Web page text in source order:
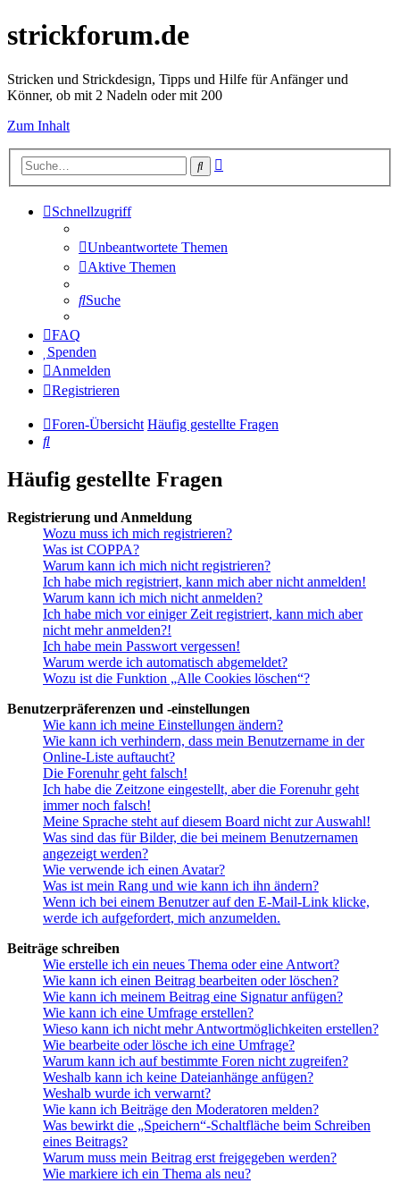
strickforum.de
Stricken und Strickdesign, Tipps und Hilfe für Anfänger und
Könner, ob mit 2 Nadeln oder mit 200
Zum Inhalt
Suche
Schnellzugriff
Unbeantwortete Themen
Aktive Themen
Suche
FAQ
Spenden
Anmelden
Registrieren
Foren-Übersicht Häufig gestellte Fragen
Suche
Häufig gestellte Fragen
Registrierung und Anmeldung
Wozu muss ich mich registrieren?
Was ist COPPA?
Warum kann ich mich nicht registrieren?
Ich habe mich registriert, kann mich aber nicht anmelden!
Warum kann ich mich nicht anmelden?
Ich habe mich vor einiger Zeit registriert, kann mich aber
nicht mehr anmelden?!
Ich habe mein Passwort vergessen!
Warum werde ich automatisch abgemeldet?
Wozu ist die Funktion „Alle Cookies löschen“?
Benutzerpräferenzen und -einstellungen
Wie kann ich meine Einstellungen ändern?
Wie kann ich verhindern, dass mein Benutzername in der
Online-Liste auftaucht?
Die Forenuhr geht falsch!
Ich habe die Zeitzone eingestellt, aber die Forenuhr geht
immer noch falsch!
Meine Sprache steht auf diesem Board nicht zur Auswahl!
Was sind das für Bilder, die bei meinem Benutzernamen
angezeigt werden?
Wie verwende ich einen Avatar?
Was ist mein Rang und wie kann ich ihn ändern?
Wenn ich bei einem Benutzer auf den E-Mail-Link klicke,
werde ich aufgefordert, mich anzumelden.
Beiträge schreiben
Wie erstelle ich ein neues Thema oder eine Antwort?
Wie kann ich einen Beitrag bearbeiten oder löschen?
Wie kann ich meinem Beitrag eine Signatur anfügen?
Wie kann ich eine Umfrage erstellen?
Wieso kann ich nicht mehr Antwortmöglichkeiten erstellen?
Wie bearbeite oder lösche ich eine Umfrage?
Warum kann ich auf bestimmte Foren nicht zugreifen?
Weshalb kann ich keine Dateianhänge anfügen?
Weshalb wurde ich verwarnt?
Wie kann ich Beiträge den Moderatoren melden?
Was bewirkt die „Speichern“-Schaltfläche beim Schreiben
eines Beitrags?
Warum muss mein Beitrag erst freigegeben werden?
Wie markiere ich ein Thema als neu?